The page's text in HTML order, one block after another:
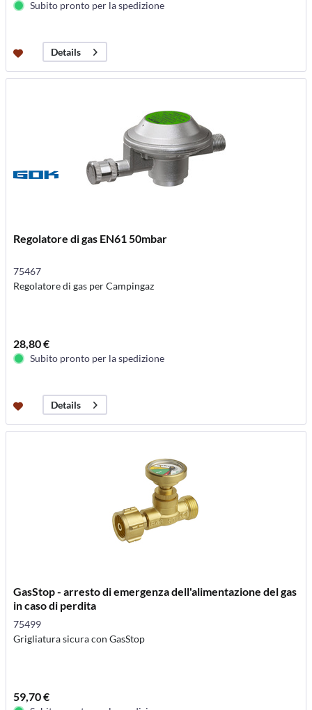
Subito pronto per la spedizione
Details
Regolatore di gas EN61 50mbar
75467
Regolatore di gas per Campingaz
28,80 €
Subito pronto per la spedizione
Details
GasStop - arresto di emergenza dell'alimentazione del gas
in caso di perdita
75499
Grigliatura sicura con GasStop
59,70 €